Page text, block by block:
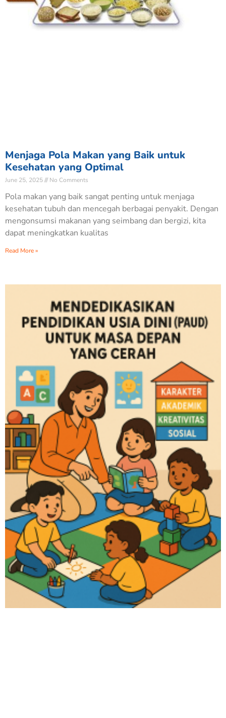
Menjaga Pola Makan yang Baik untuk
Kesehatan yang Optimal
June 25, 2025 No Comments
Pola makan yang baik sangat penting untuk menjaga
kesehatan tubuh dan mencegah berbagai penyakit. Dengan
mengonsumsi makanan yang seimbang dan bergizi, kita
dapat meningkatkan kualitas
Read More »